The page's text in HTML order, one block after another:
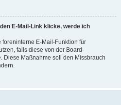
E-Mail-Link klicke, werde ich
E-Mail-Funktion für
falls diese von der Board-
Diese Maßnahme soll den Missbrauch